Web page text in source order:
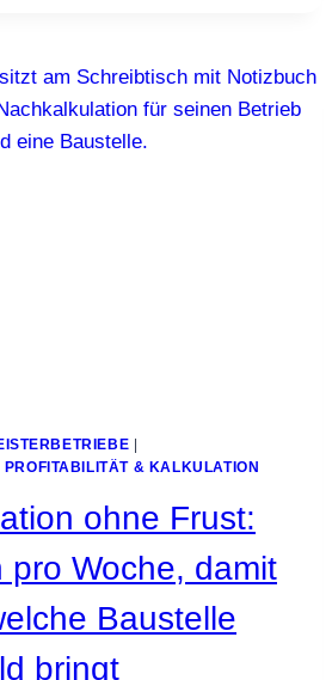
PROFITABILITÄT & KALKULATION
ohne Frust:
pro Woche, damit
Baustelle
bringt